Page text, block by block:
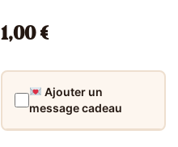
1,00€
Ajouter un
message cadeau